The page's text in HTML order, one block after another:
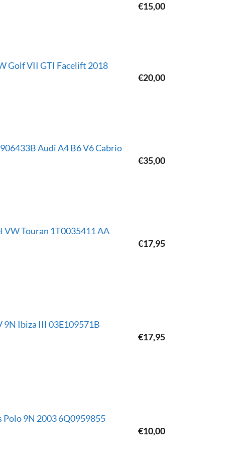
€15,00
Golf VII GTI Facelift 2018
€20,00
Audi A4 B6 V6 Cabrio
€35,00
Touran 1T0035411 AA
€17,95
9N Ibiza III 03E109571B
€17,95
Polo 9N 2003 6Q0959855
€10,00